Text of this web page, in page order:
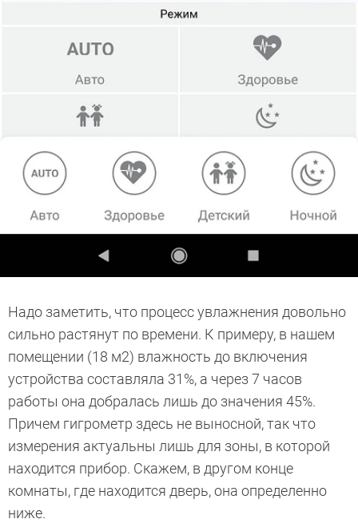
Надо заметить, что процесс увлажнения довольно
сильно растянут по времени. К примеру, в нашем
помещении (18 м2) влажность до включения
устройства составляла 31%, а через 7 часов
работы она добралась лишь до значения 45%.
Причем гигрометр здесь не выносной, так что
измерения актуальны лишь для зоны, в которой
находится прибор. Скажем, в другом конце
комнаты, где находится дверь, она определенно
ниже.